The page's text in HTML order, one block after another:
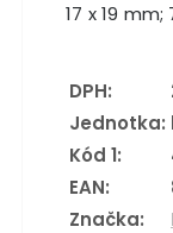
17 x 19 mm;
DPH:
Jednotka:
Kód 1:
EAN:
Značka: